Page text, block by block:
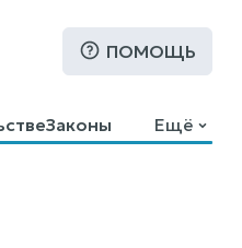
ПОМОЩЬ
Законы
Ещё